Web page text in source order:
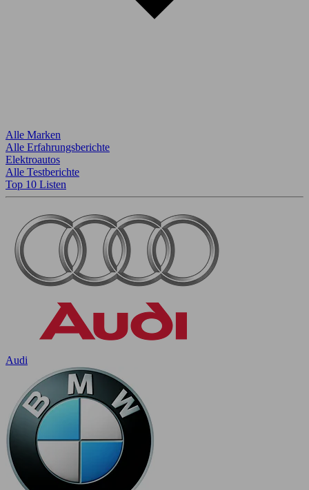
Alle Marken
Alle Erfahrungsberichte
Elektroautos
Alle Testberichte
Top 10 Listen
Audi